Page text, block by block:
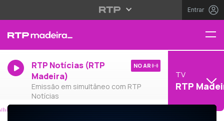
Entrar
RTP Notícias (RTP
Madeira)
Emissão em simultâneo com RTP
Notícias
NO AR
TV
RTP